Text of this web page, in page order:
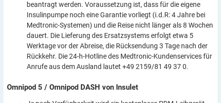
beantragt werden. Voraussetzung ist, dass für die eigene
Insulinpumpe noch eine Garantie vorliegt (i.d.R: 4 Jahre bei
Medtronic-Systemen) und die Reise nicht länger als 8 Wochen
dauert. Die Lieferung des Ersatzsystems erfolgt etwa 5
Werktage vor der Abreise, die Rücksendung 3 Tage nach der
Rückkehr. Die 24-h-Hotline des Medtronic-Kundenservices für
Anrufe aus dem Ausland lautet +49 2159/81 49 37 0.
Omnipod 5 / Omnipod DASH von Insulet